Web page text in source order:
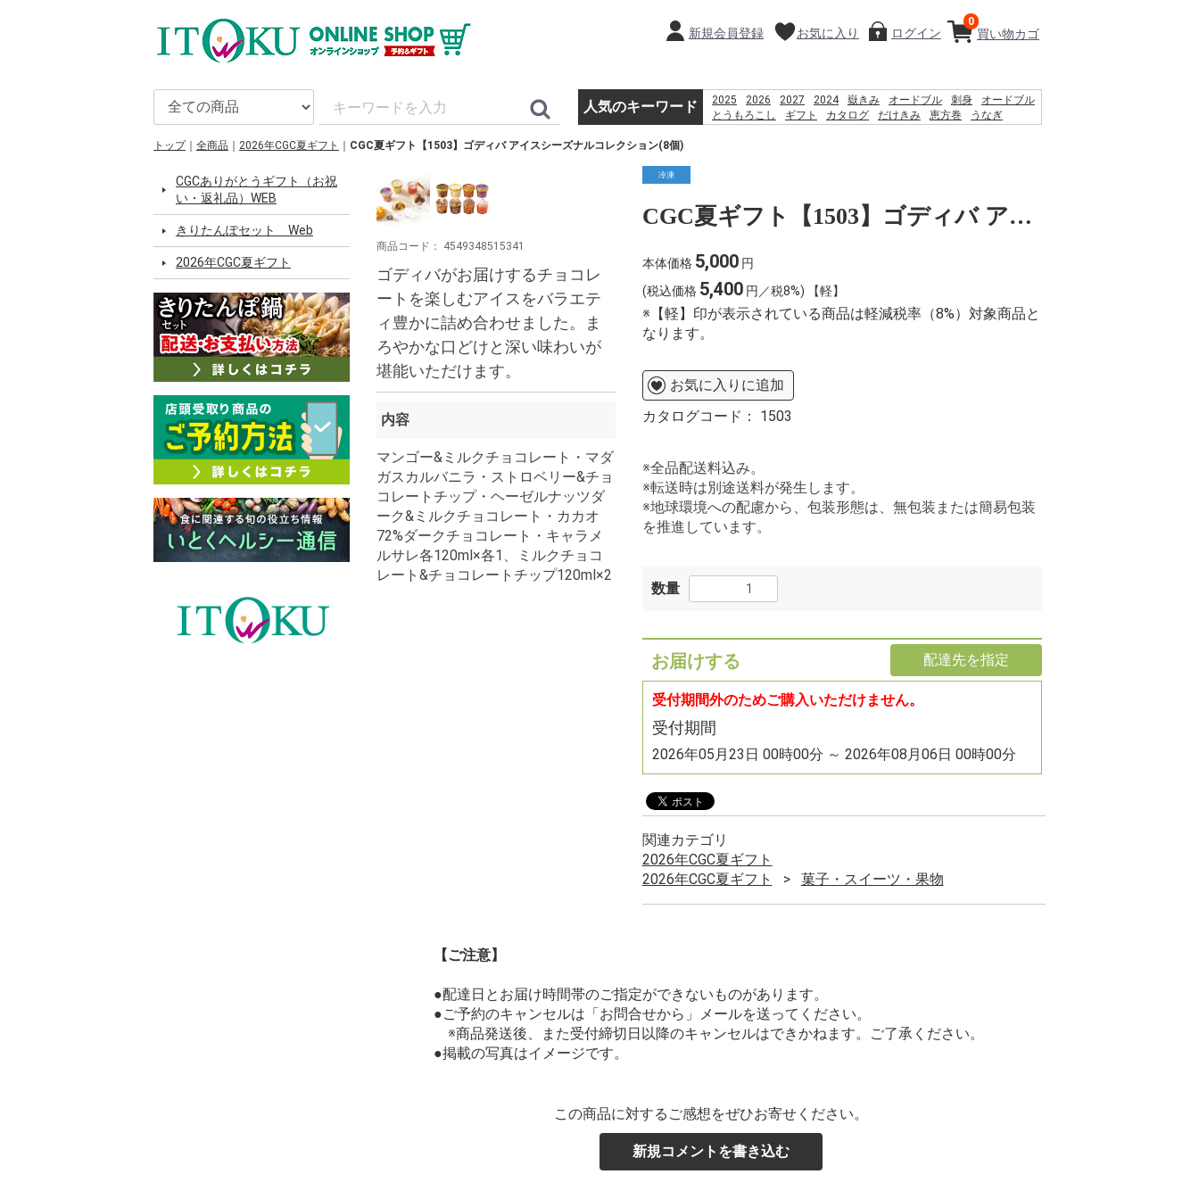
買い物カゴ
0
新規会員登録 お気に入り ログイン
人気のキーワード 2025 2026 2027 2024 嶽きみ オードブル 刺身
オードブル
とうもろこし
ギフト カタログ だけきみ 恵方巻
うなぎ
トップ
全商品 2026年CGC夏ギフト CGC夏ギフト【1503】ゴディバ アイスシーズナルコレクション(8個)
CGCありがとうギフト（お祝
い・返礼品）WEB
きりたんぽセット Web
2026年CGC夏ギフト
冷凍
CGC夏ギフト【1503】ゴディバ アイスシーズナルコレクション(8個)
本体価格 5,000円
(税込価格 5,400円／税8%) 【軽】
※【軽】印が表示されている商品は軽減税率（8%）対象商品と
なります。
お気に入りに追加
カタログコード： 1503
※全品配送料込み。
※転送時は別途送料が発生します。
※地球環境への配慮から、包装形態は、無包装または簡易包装
を推進しています。
数量
お届けする 配達先を指定
受付期間外のためご購入いただけません。
受付期間
2026年05月23日 00時00分 ～ 2026年08月06日 00時00分
商品コード： 4549348515341
ゴディバがお届けするチョコレ
ートを楽しむアイスをバラエテ
ィ豊かに詰め合わせました。ま
ろやかな口どけと深い味わいが
堪能いただけます。
内容
マンゴー&ミルクチョコレート・マダ
ガスカルバニラ・ストロベリー&チョ
コレートチップ・ヘーゼルナッツダ
ーク&ミルクチョコレート・カカオ
72%ダークチョコレート・キャラメ
ルサレ各120ml×各1、ミルクチョコ
レート&チョコレートチップ120ml×2
関連カテゴリ
2026年CGC夏ギフト
2026年CGC夏ギフト
菓子・スイーツ・果物
【ご注意】
●配達日とお届け時間帯のご指定ができないものがあります。
●ご予約のキャンセルは「お問合せから」メールを送ってください。
※商品発送後、また受付締切日以降のキャンセルはできかねます。ご了承ください。
●掲載の写真はイメージです。
この商品に対するご感想をぜひお寄せください。
新規コメントを書き込む